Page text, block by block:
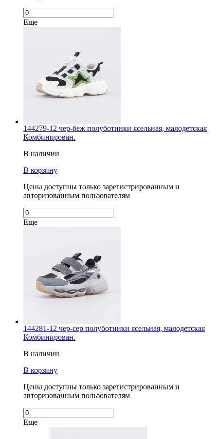
Еще
144279-12 чер-беж полуботинки ясельная, малодетская
Комбинирован.
В наличии
В корзину
Цены доступны только зарегистрированным и
авторизованным пользователям
Еще
144281-12 чер-сер полуботинки ясельная, малодетская
Комбинирован.
В наличии
В корзину
Цены доступны только зарегистрированным и
авторизованным пользователям
Еще